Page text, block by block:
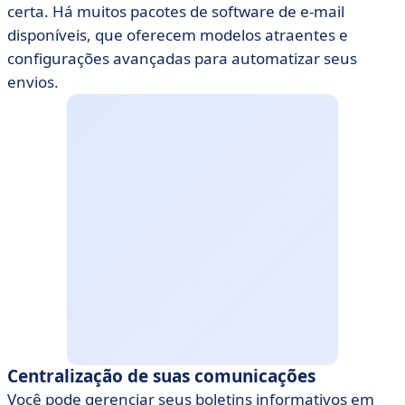
certa. Há muitos pacotes de software de e-mail
disponíveis, que oferecem modelos atraentes e
configurações avançadas para automatizar seus
envios.
Centralização de suas comunicações
Você pode gerenciar seus boletins informativos em